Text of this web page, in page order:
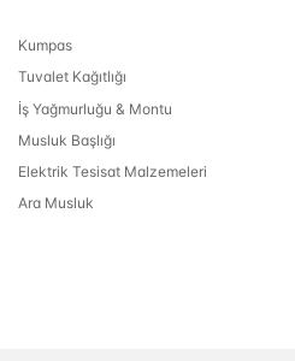
Kumpas
Tuvalet Kağıtlığı
İş Yağmurluğu & Montu
Musluk Başlığı
Elektrik Tesisat Malzemeleri
Ara Musluk